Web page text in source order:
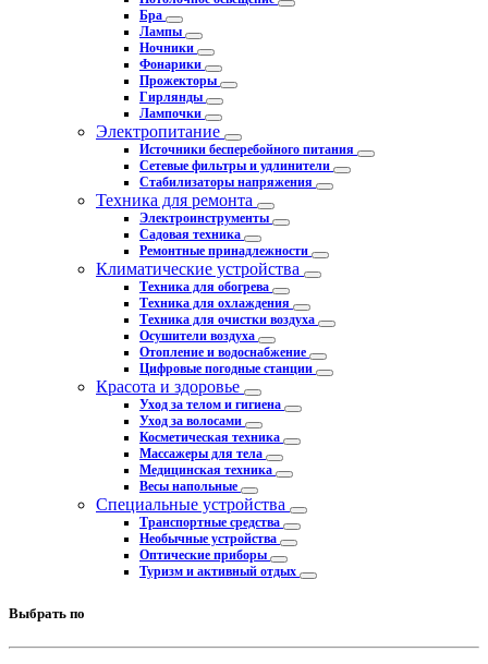
Бра
Лампы
Ночники
Фонарики
Прожекторы
Гирлянды
Лампочки
Электропитание
Источники бесперебойного питания
Сетевые фильтры и удлинители
Стабилизаторы напряжения
Техника для ремонта
Электроинструменты
Садовая техника
Ремонтные принадлежности
Климатические устройства
Техника для обогрева
Техника для охлаждения
Техника для очистки воздуха
Осушители воздуха
Отопление и водоснабжение
Цифровые погодные станции
Красота и здоровье
Уход за телом и гигиена
Уход за волосами
Косметическая техника
Массажеры для тела
Медицинская техника
Весы напольные
Специальные устройства
Транспортные средства
Необычные устройства
Оптические приборы
Туризм и активный отдых
Выбрать по